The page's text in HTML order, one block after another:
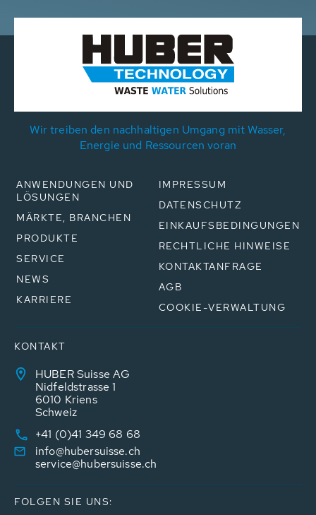
Wir treiben den nachhaltigen Umgang mit Wasser,
Energie und Ressourcen voran
ANWENDUNGEN UND
LÖSUNGEN
MÄRKTE, BRANCHEN
PRODUKTE
SERVICE
NEWS
KARRIERE
IMPRESSUM
DATENSCHUTZ
EINKAUFSBEDINGUNGEN
RECHTLICHE HINWEISE
KONTAKTANFRAGE
AGB
COOKIE-VERWALTUNG
KONTAKT
HUBER Suisse AG
Nidfeldstrasse 1
6010 Kriens
Schweiz
+41 (0)41 349 68 68
info@hubersuisse.ch
service@hubersuisse.ch
FOLGEN SIE UNS: